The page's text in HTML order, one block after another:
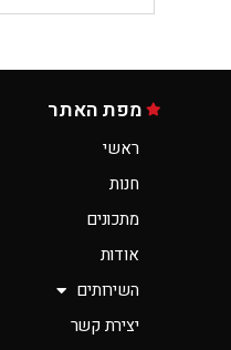
מפת האתר
ראשי
חנות
מתכונים
אודות
השירותים
יצירת קשר